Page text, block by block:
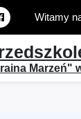
Witamy
Marzeń"